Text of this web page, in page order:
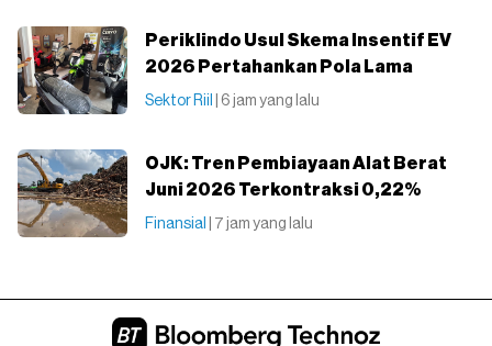
Periklindo Usul Skema Insentif EV
2026 Pertahankan Pola Lama
Sektor Riil | 6 jam yang lalu
OJK: Tren Pembiayaan Alat Berat
Juni 2026 Terkontraksi 0,22%
Finansial | 7 jam yang lalu